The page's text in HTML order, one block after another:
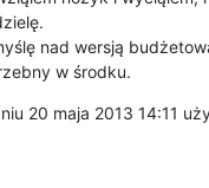
nad wersją
w środku.
20 maja 2013 14:11